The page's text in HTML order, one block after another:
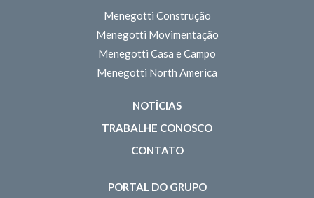
Menegotti Construção
Menegotti Movimentação
Menegotti Casa e Campo
Menegotti North America
NOTÍCIAS
TRABALHE CONOSCO
CONTATO
PORTAL DO GRUPO